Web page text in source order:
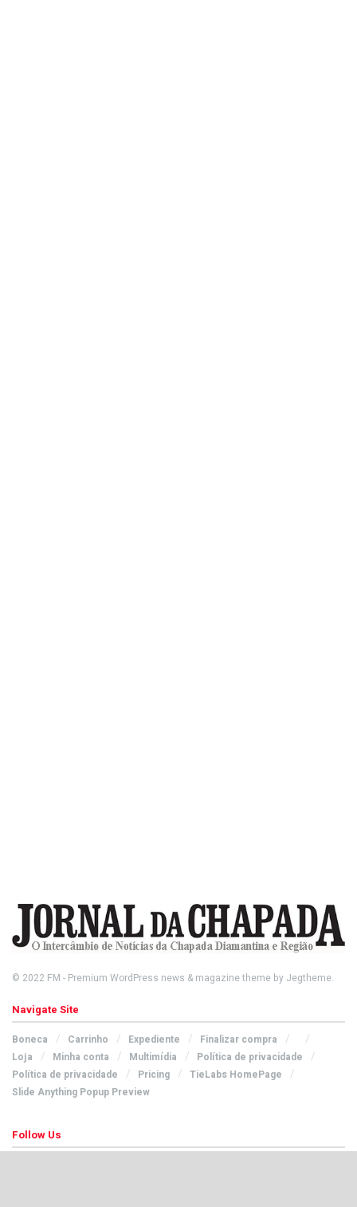
© 2022 FM - Premium WordPress news & magazine theme by Jegtheme.
Navigate Site
Boneca Carrinho Expediente
Finalizar compra
Loja
Minha conta Multimídia
Política de privacidade
Política de privacidade
Pricing
TieLabs HomePage
Slide Anything Popup Preview
Follow Us